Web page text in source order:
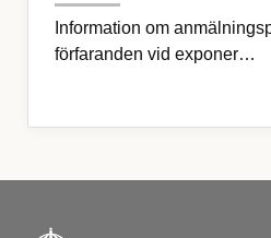
Information om
förfaranden vid exponer…